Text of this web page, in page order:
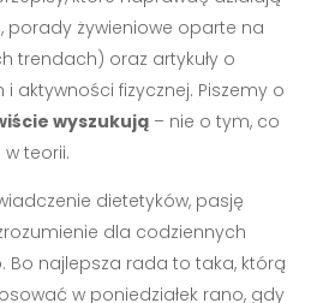
porady żywieniowe oparte na
trendach) oraz artykuły o
aktywności fizycznej. Piszemy o
wyszukują – nie o tym, co
teorii.
dietetyków, pasję
dla codziennych
Bo najlepsza rada to taka, którą
w poniedziałek rano, gdy